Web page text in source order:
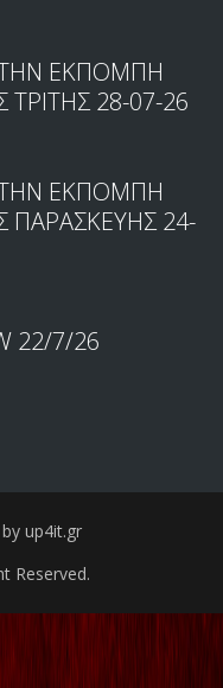
ΕΚΠΟΜΠΗ
ΤΡΙΤΗΣ 28-07-26
ΕΚΠΟΜΠΗ
ΠΑΡΑΣΚΕΥΗΣ 24-
22/7/26
up4it.gr
Reserved.